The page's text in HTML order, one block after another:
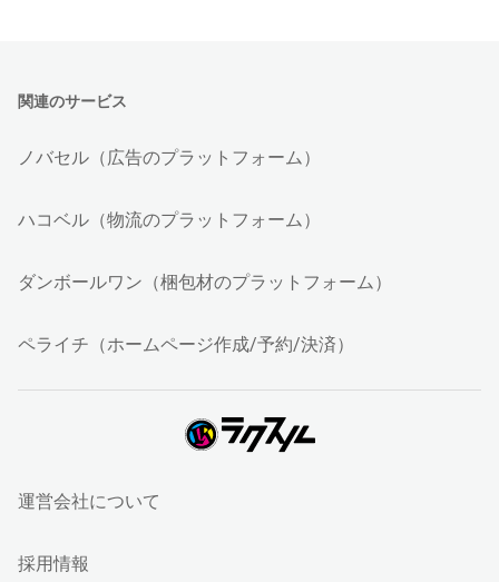
関連のサービス
ノバセル（広告のプラットフォーム）
ハコベル（物流のプラットフォーム）
ダンボールワン（梱包材のプラットフォーム）
ペライチ（ホームページ作成/予約/決済）
運営会社について
採用情報